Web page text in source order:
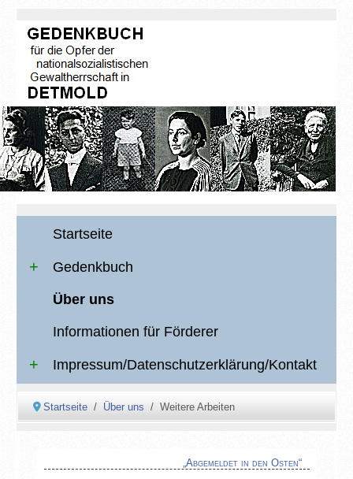
Startseite
Gedenkbuch
Über uns
Informationen für Förderer
Impressum/Datenschutzerklärung/Kontakt
Startseite Über uns Weitere Arbeiten
„Abgemeldet in den Osten“